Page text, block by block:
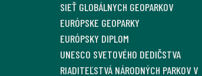
SIEŤ GLOBÁLNYCH GEOPARKOV
EURÓPSKE GEOPARKY
EURÓPSKY DIPLOM
UNESCO SVETOVÉHO DEDIČSTVA
RIADITEĽSTVÁ NÁRODNÝCH PARKOV V